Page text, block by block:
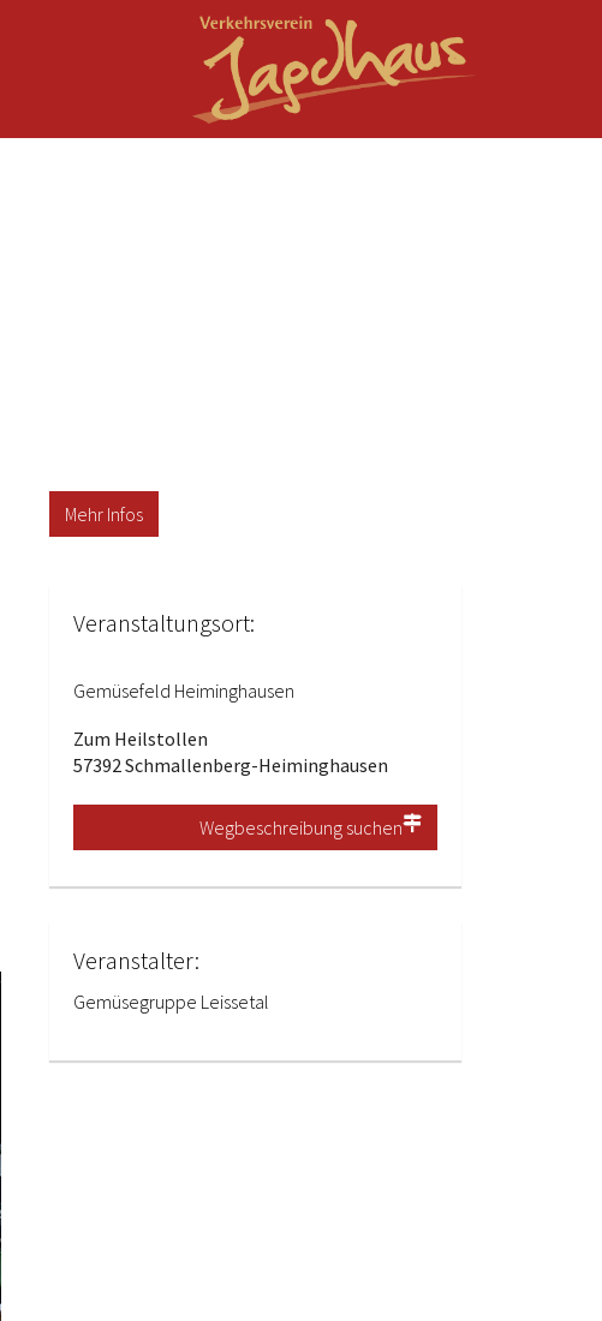
Mehr Infos
Veranstaltungsort:
Gemüsefeld Heiminghausen
Zum Heilstollen
57392 Schmallenberg-Heiminghausen
Wegbeschreibung suchen
Veranstalter:
Gemüsegruppe Leissetal